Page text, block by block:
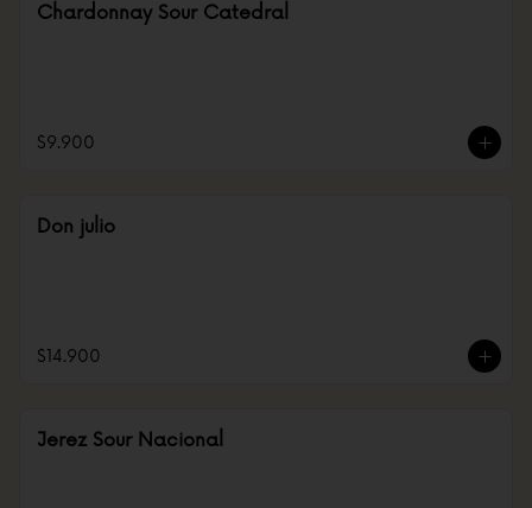
Chardonnay Sour Catedral
$9.900
Don julio
$14.900
Jerez Sour Nacional